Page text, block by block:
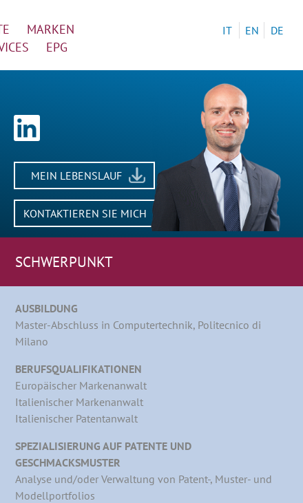
MARKEN
EPG
IT EN DE
MEIN LEBENSLAUF
KONTAKTIEREN SIE MICH
SCHWERPUNKT
AUSBILDUNG
Master-Abschluss in Computertechnik, Politecnico di
Milano
BERUFSQUALIFIKATIONEN
Europäischer Markenanwalt
Italienischer Markenanwalt
Italienischer Patentanwalt
SPEZIALISIERUNG AUF PATENTE UND
GESCHMACKSMUSTER
Analyse und/oder Verwaltung von Patent-, Muster- und
Modellportfolios